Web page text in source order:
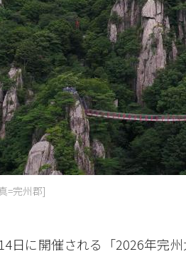
=完州郡]
日に開催される「2026年完